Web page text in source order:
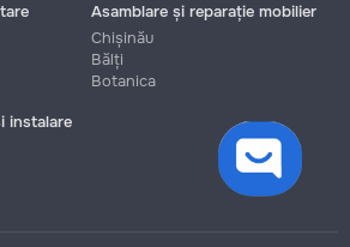
Asamblare și reparație mobilier
Chișinău
Bălți
Botanica
instalare